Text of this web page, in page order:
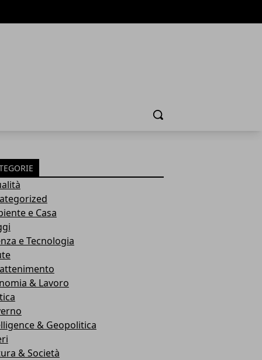
Cerca
e Casa
e Tecnologia
& Lavoro
& Geopolitica
& Società